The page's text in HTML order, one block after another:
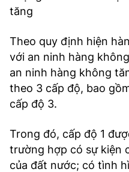
tăng
Theo quy định hiện
với an ninh hàng
an ninh hàng không
theo 3 cấp độ, bao
cấp độ 3.
Trong đó, cấp độ 1
trường hợp có sự kiện
của đất nước; có tình